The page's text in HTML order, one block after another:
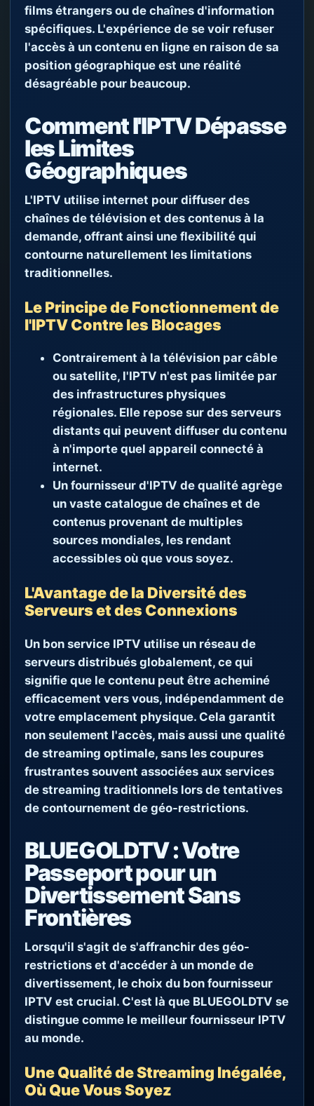
films étrangers ou de chaînes d'information
spécifiques. L'expérience de se voir refuser
l'accès à un contenu en ligne en raison de sa
position géographique est une réalité
désagréable pour beaucoup.
Comment l'IPTV Dépasse
les Limites
Géographiques
L'IPTV utilise internet pour diffuser des
chaînes de télévision et des contenus à la
demande, offrant ainsi une flexibilité qui
contourne naturellement les limitations
traditionnelles.
Le Principe de Fonctionnement de
l'IPTV Contre les Blocages
Contrairement à la télévision par câble
ou satellite, l'IPTV n'est pas limitée par
des infrastructures physiques
régionales. Elle repose sur des serveurs
distants qui peuvent diffuser du contenu
à n'importe quel appareil connecté à
internet.
Un fournisseur d'IPTV de qualité agrège
un vaste catalogue de chaînes et de
contenus provenant de multiples
sources mondiales, les rendant
accessibles où que vous soyez.
L'Avantage de la Diversité des
Serveurs et des Connexions
Un bon service IPTV utilise un réseau de
serveurs distribués globalement, ce qui
signifie que le contenu peut être acheminé
efficacement vers vous, indépendamment de
votre emplacement physique. Cela garantit
non seulement l'accès, mais aussi une qualité
de streaming optimale, sans les coupures
frustrantes souvent associées aux services
de streaming traditionnels lors de tentatives
de contournement de géo-restrictions.
BLUEGOLDTV : Votre
Passeport pour un
Divertissement Sans
Frontières
Lorsqu'il s'agit de s'affranchir des géo-
restrictions et d'accéder à un monde de
divertissement, le choix du bon fournisseur
IPTV est crucial. C'est là que BLUEGOLDTV se
distingue comme le meilleur fournisseur IPTV
au monde.
Une Qualité de Streaming Inégalée,
Où Que Vous Soyez